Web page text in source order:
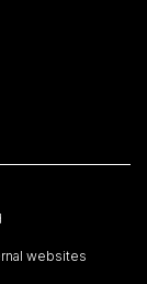
websites